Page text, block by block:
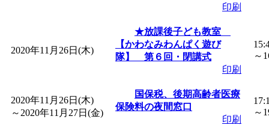
印刷
2020年11月26日(木)
★放課後子ども教室
【かわなみわんぱく遊び
隊】 第６回・閉講式
印刷
～
2020年11月26日(木)
～ 2020年11月27日(金)
国保税、後期高齢者医療
保険料の夜間窓口
印刷
～